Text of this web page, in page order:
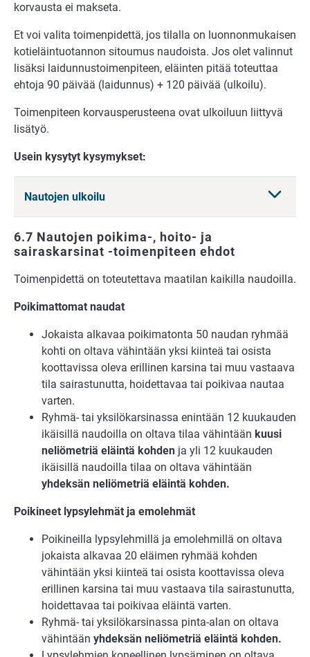
korvausta ei makseta.
Et voi valita toimenpidettä, jos tilalla on luonnonmukaisen
kotieläintuotannon sitoumus naudoista. Jos olet valinnut
lisäksi laidunnustoimenpiteen, eläinten pitää toteuttaa
ehtoja 90 päivää (laidunnus) + 120 päivää (ulkoilu).
Toimenpiteen korvausperusteena ovat ulkoiluun liittyvä
lisätyö.
Usein kysytyt kysymykset:
Nautojen ulkoilu
6.7 Nautojen poikima-, hoito- ja
sairaskarsinat -toimenpiteen ehdot
Toimenpidettä on toteutettava maatilan kaikilla naudoilla.
Poikimattomat naudat
Jokaista alkavaa poikimatonta 50 naudan ryhmää
kohti on oltava vähintään yksi kiinteä tai osista
koottavissa oleva erillinen karsina tai muu vastaava
tila sairastunutta, hoidettavaa tai poikivaa nautaa
varten.
Ryhmä- tai yksilökarsinassa enintään 12 kuukauden
ikäisillä naudoilla on oltava tilaa vähintään kuusi
neliömetriä eläintä kohden ja yli 12 kuukauden
ikäisillä naudoilla tilaa on oltava vähintään
yhdeksän neliömetriä eläintä kohden.
Poikineet lypsylehmät ja emolehmät
Poikineilla lypsylehmillä ja emolehmillä on oltava
jokaista alkavaa 20 eläimen ryhmää kohden
vähintään yksi kiinteä tai osista koottavissa oleva
erillinen karsina tai muu vastaava tila sairastunutta,
hoidettavaa tai poikivaa eläintä varten.
Ryhmä- tai yksilökarsinassa pinta-alan on oltava
vähintään yhdeksän neliömetriä eläintä kohden.